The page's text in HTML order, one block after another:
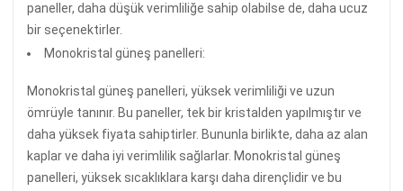
paneller, daha düşük verimliliğe sahip olabilse de, daha ucuz
bir seçenektirler.
Monokristal güneş panelleri:
Monokristal güneş panelleri, yüksek verimliliği ve uzun
ömrüyle tanınır. Bu paneller, tek bir kristalden yapılmıştır ve
daha yüksek fiyata sahiptirler. Bununla birlikte, daha az alan
kaplar ve daha iyi verimlilik sağlarlar. Monokristal güneş
panelleri, yüksek sıcaklıklara karşı daha dirençlidir ve bu